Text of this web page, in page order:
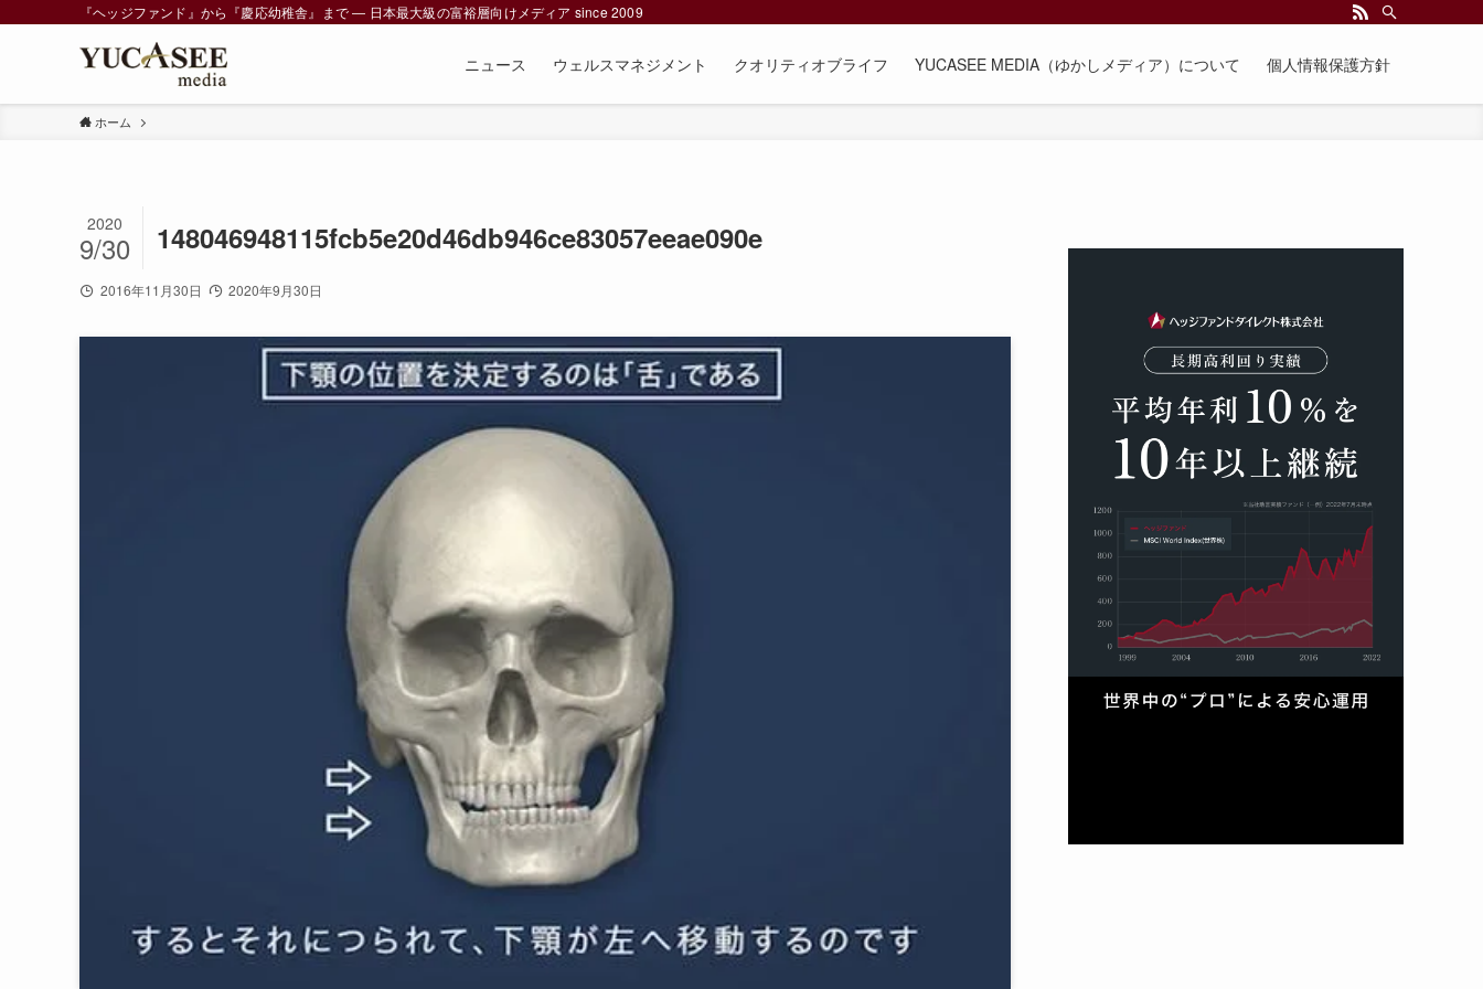
『ヘッジファンド』から『慶応幼稚舎』まで ― 日本最大級の富裕層向けメディア since 2009
ニュース ウェルスマネジメント クオリティオブライフ YUCASEE MEDIA（ゆかしメディア）について 個人情報保護方針
ホーム
148046948115fcb5e20d46db946ce83057eeae090e
2020
9/30
2016年11月30日 2020年9月30日